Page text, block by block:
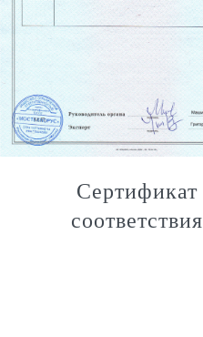
Сертификат
соответствия